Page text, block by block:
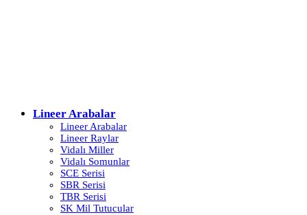
Lineer Arabalar
Lineer Arabalar
Lineer Raylar
Vidalı Miller
Vidalı Somunlar
SCE Serisi
SBR Serisi
TBR Serisi
SK Mil Tutucular